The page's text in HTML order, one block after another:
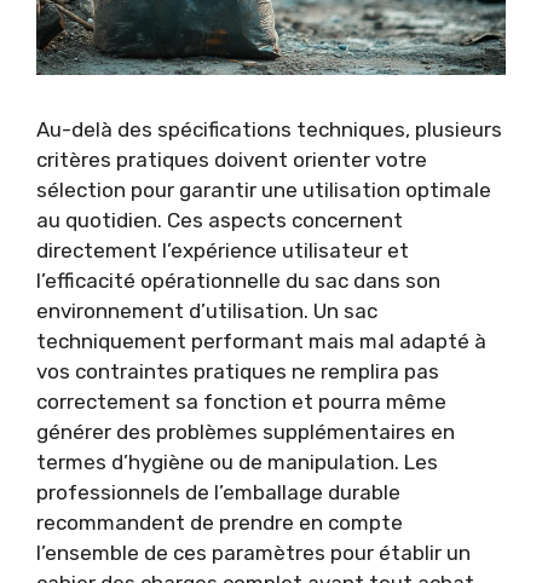
Au-delà des spécifications techniques, plusieurs
critères pratiques doivent orienter votre
sélection pour garantir une utilisation optimale
au quotidien. Ces aspects concernent
directement l’expérience utilisateur et
l’efficacité opérationnelle du sac dans son
environnement d’utilisation. Un sac
techniquement performant mais mal adapté à
vos contraintes pratiques ne remplira pas
correctement sa fonction et pourra même
générer des problèmes supplémentaires en
termes d’hygiène ou de manipulation. Les
professionnels de l’emballage durable
recommandent de prendre en compte
l’ensemble de ces paramètres pour établir un